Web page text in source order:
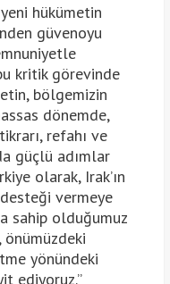
hükümetin
güvenoyu
kritik görevinde
bölgemizin
dönemde,
refahı ve
güçlü adımlar
olarak, Irak’ın
vermeye
sahip olduğumuz
önümüzdeki
yönündeki
ediyoruz.”